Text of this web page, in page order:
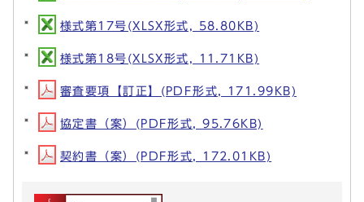
様式第17号(XLSX形式, 58.80KB)
様式第18号(XLSX形式, 11.71KB)
審査要項【訂正】(PDF形式, 171.99KB)
協定書（案）(PDF形式, 95.76KB)
契約書（案）(PDF形式, 172.01KB)